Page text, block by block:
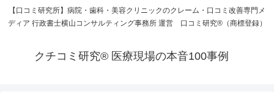
【口コミ研究所】病院・歯科・美容クリニックのクレーム・口コミ改善専門メ
ディア 行政書士横山コンサルティング事務所 運営 口コミ研究®（商標登録）
クチコミ研究® 医療現場の本音100事例